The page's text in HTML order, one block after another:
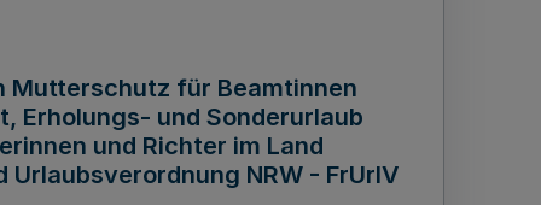
Mutterschutz für Beamtinnen
Erholungs- und Sonderurlaub
und Richter im Land
NRW - FrUrlV